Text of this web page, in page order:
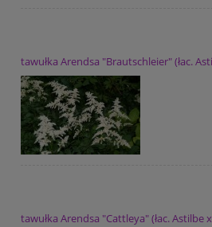
tawułka Arendsa "Brautschleier" (łac.
tawułka Arendsa "Cattleya" (łac. Astilbe